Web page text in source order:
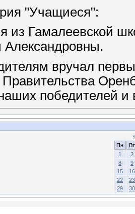
"Учащиеся":
из Гамалеевской
вручал
Правительства
победителей и
Пн
Вт
1
2
8
9
15
16
22
23
29
30